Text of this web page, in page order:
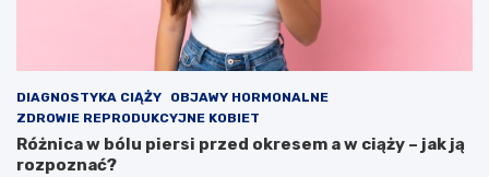
DIAGNOSTYKA CIĄŻY
OBJAWY HORMONALNE
ZDROWIE REPRODUKCYJNE KOBIET
Różnica w bólu piersi przed okresem a w ciąży – jak ją
rozpoznać?